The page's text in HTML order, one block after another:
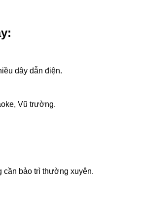
dây dẫn điện.
Vũ trường.
bảo trì thường xuyên.